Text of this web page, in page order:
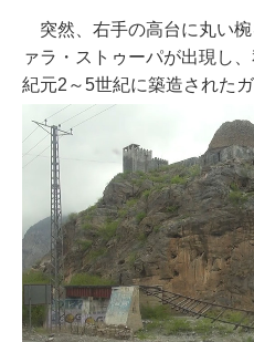
突然、右手の高台に丸い
ァラ・ストゥーパが出現し
紀元2～5世紀に築造された